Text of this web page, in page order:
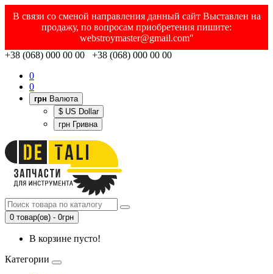
В связи со сменой направления данный сайт Выставлен на
продажу, по вопросам приобретения пишите:
webstroymaster@gmail.com"
+38 (068) 000 00 00 +38 (068) 000 00 00
0
0
грн Валюта
$ US Dollar
грн Гривна
0 товар(ов) - 0грн
В корзине пусто!
Категории